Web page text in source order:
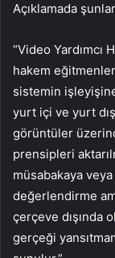
Açıklamada
“Video Yardımcı
hakem
sistemin
yurt içi ve yurt
görüntüler
prensipleri
müsabakaya
değerlendirme
çerçeve dışında
gerçeği